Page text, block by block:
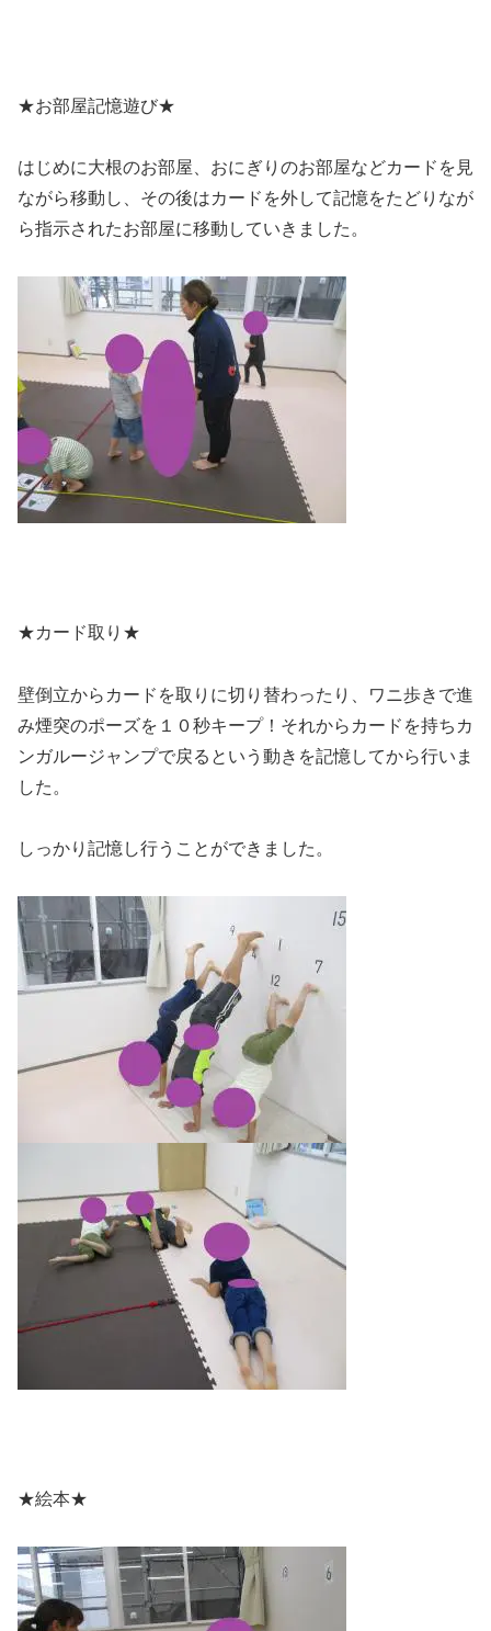
★お部屋記憶遊び★
はじめに大根のお部屋、おにぎりのお部屋などカードを見
ながら移動し、その後はカードを外して記憶をたどりなが
ら指示されたお部屋に移動していきました。
★カード取り★
壁倒立からカードを取りに切り替わったり、ワニ歩きで進
み煙突のポーズを１０秒キープ！それからカードを持ちカ
ンガルージャンプで戻るという動きを記憶してから行いま
した。
しっかり記憶し行うことができました。
★絵本★